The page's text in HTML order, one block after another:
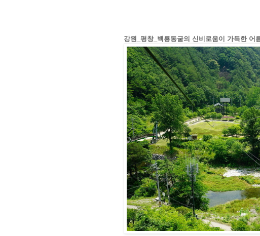
강원_평창_백룡동굴의 신비로움이 가득한 어